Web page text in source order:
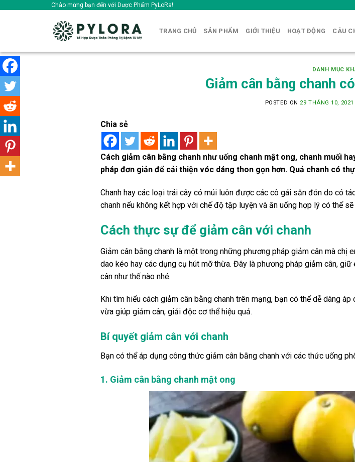
Chào mừng bạn đến với Dược Phẩm PyLoRa!
TRANG CHỦ SẢN PHẨM GIỚI THIỆU HOẠT ĐỘNG CÂU
DANH MỤC
Giảm cân bằng chanh
POSTED ON 29 THÁNG 10, 2021
Chia sẻ
Cách giảm cân bằng chanh như uống chanh mật ong, chanh muối
pháp đơn giản để cải thiện vóc dáng thon gọn hơn. Quả chanh có
Chanh hay các loại trái cây có múi luôn được các cô gái săn đón do có
chanh nếu không kết hợp với chế độ tập luyện và ăn uống hợp lý có thể
Cách thực sự để giảm cân với chanh
Giảm cân bằng chanh là một trong những phương pháp giảm cân mà
dao kéo hay các dụng cụ hút mỡ thừa. Đây là phương pháp giảm cân,
cân như thế nào nhé.
Khi tìm hiểu cách giảm cân bằng chanh trên mạng, bạn có thể dễ dàng
vừa giúp giảm cân, giải độc cơ thể hiệu quả.
Bí quyết giảm cân với chanh
Bạn có thể áp dụng công thức giảm cân bằng chanh với các thức uống
1. Giảm cân bằng chanh mật ong